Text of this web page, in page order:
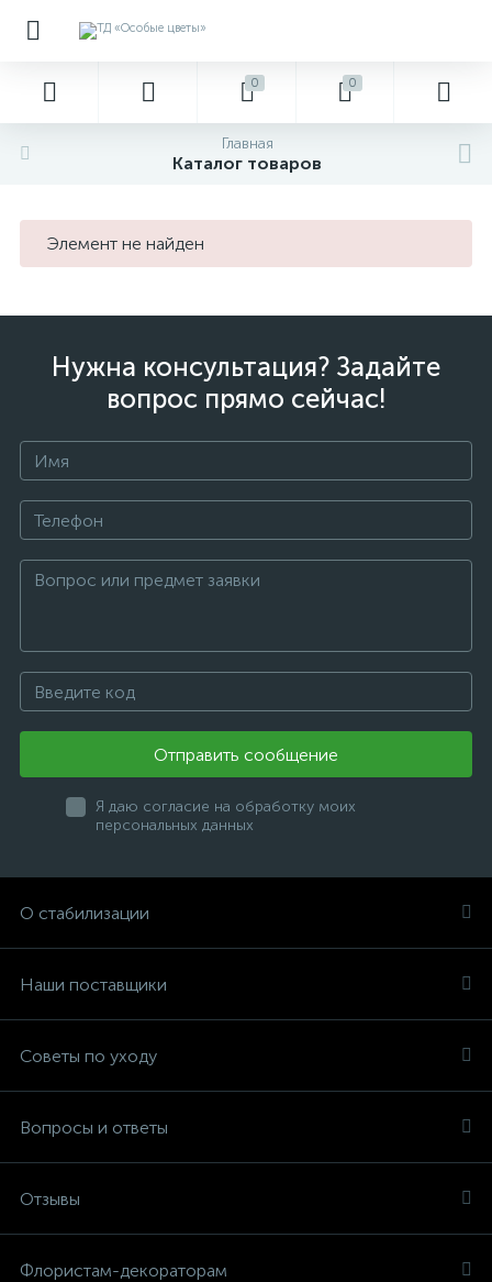
0 0
Главная
Каталог товаров
Элемент не найден
Нужна консультация? Задайте
вопрос прямо сейчас!
Отправить сообщение
Я даю согласие на обработку моих
персональных данных
О стабилизации
Наши поставщики
Советы по уходу
Вопросы и ответы
Отзывы
Флористам-декораторам